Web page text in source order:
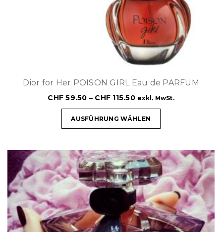
Dior for Her POISON GIRL Eau de PARFUM
CHF 59.50 – CHF 115.50 exkl. MwSt.
AUSFÜHRUNG WÄHLEN